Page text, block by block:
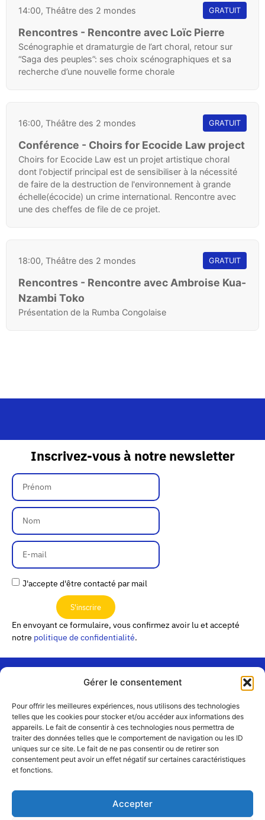
Gérer le consentement
Pour offrir les meilleures expériences, nous utilisons des technologies
telles que les cookies pour stocker et/ou accéder aux informations des
appareils. Le fait de consentir à ces technologies nous permettra de
traiter des données telles que le comportement de navigation ou les ID
uniques sur ce site. Le fait de ne pas consentir ou de retirer son
consentement peut avoir un effet négatif sur certaines caractéristiques
et fonctions.
Accepter
14:00, Théâtre des 2 mondes GRATUIT
Rencontres - Rencontre avec Loïc Pierre
Scénographie et dramaturgie de l’art choral, retour sur
“Saga des peuples”: ses choix scénographiques et sa
recherche d’une nouvelle forme chorale
16:00, Théâtre des 2 mondes GRATUIT
Conférence - Choirs for Ecocide Law project
Choirs for Ecocide Law est un projet artistique choral
dont l'objectif principal est de sensibiliser à la nécessité
de faire de la destruction de l'environnement à grande
échelle(écocide) un crime international. Rencontre avec
une des cheffes de file de ce projet.
18:00, Théâtre des 2 mondes GRATUIT
Rencontres - Rencontre avec Ambroise Kua-
Nzambi Toko
Présentation de la Rumba Congolaise
Inscrivez-vous à notre newsletter
J'accepte d'être contacté par mail
S'inscrire
En envoyant ce formulaire, vous confirmez avoir lu et accepté
notre politique de confidentialité.
Contact
Équipe
Mentions
légales
« Les
Passerelles »
24 Avenue
Joannès
Masset
CS51001
cedex 09
+33 4 72 19
Rejoignez-
nous